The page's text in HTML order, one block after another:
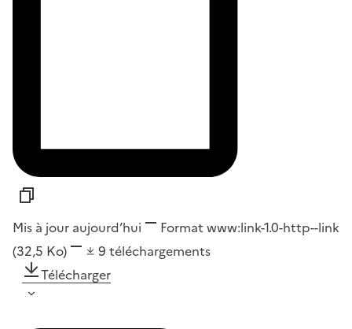
Mis à jour aujourd’hui Format www:link-1.0-http--link
(32,5 Ko)
9 téléchargements
Télécharger